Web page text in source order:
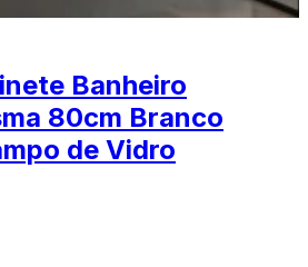
Banheiro
80cm Branco
de Vidro